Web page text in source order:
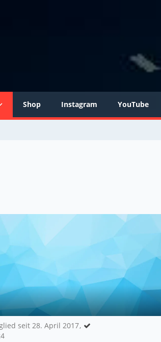
Shop Instagram YouTube
seit 28. April 2017